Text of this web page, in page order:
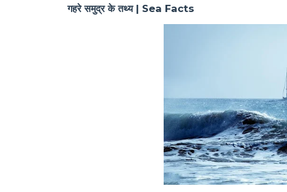
गहरे समुद्र के तथ्य | Sea Facts